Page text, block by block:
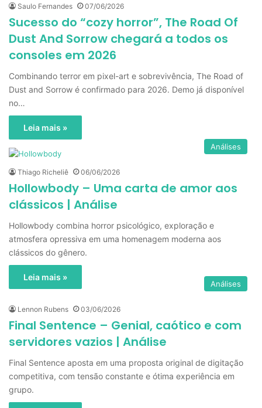
Saulo Fernandes 07/06/2026
Sucesso do “cozy horror”, The Road Of
Dust And Sorrow chegará a todos os
consoles em 2026
Combinando terror em pixel-art e sobrevivência, The Road of
Dust and Sorrow é confirmado para 2026. Demo já disponível
no…
Leia mais »
Análises
Thiago Richeliê 06/06/2026
Hollowbody – Uma carta de amor aos
clássicos | Análise
Hollowbody combina horror psicológico, exploração e
atmosfera opressiva em uma homenagem moderna aos
clássicos do gênero.
Leia mais »
Análises
Lennon Rubens 03/06/2026
Final Sentence – Genial, caótico e com
servidores vazios | Análise
Final Sentence aposta em uma proposta original de digitação
competitiva, com tensão constante e ótima experiência em
grupo.